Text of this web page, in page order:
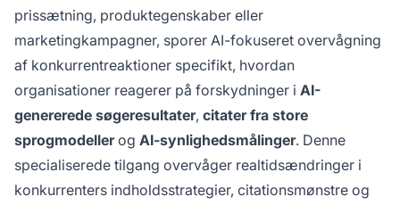
prissætning, produktegenskaber eller
marketingkampagner, sporer AI-fokuseret overvågning
af konkurrentreaktioner specifikt, hvordan
organisationer reagerer på forskydninger i AI-
genererede søgeresultater, citater fra store
sprogmodellerog AI-synlighedsmålinger. Denne
specialiserede tilgang overvåger realtidsændringer i
konkurrenters indholdsstrategier, citationsmønstre og